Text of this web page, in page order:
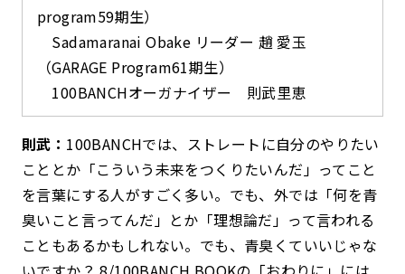
program59期生）
Sadamaranai Obake リーダー 趙 愛玉
（GARAGE Program61期生）
100BANCHオーガナイザー 則武里恵
則武： 100BANCHでは、ストレートに自分のやりたい
こととか「こういう未来をつくりたいんだ」ってこと
を言葉にする人がすごく多い。でも、外では「何を青
臭いこと言ってんだ」とか「理想論だ」って言われる
こともあるかもしれない。でも、青臭くていいじゃな